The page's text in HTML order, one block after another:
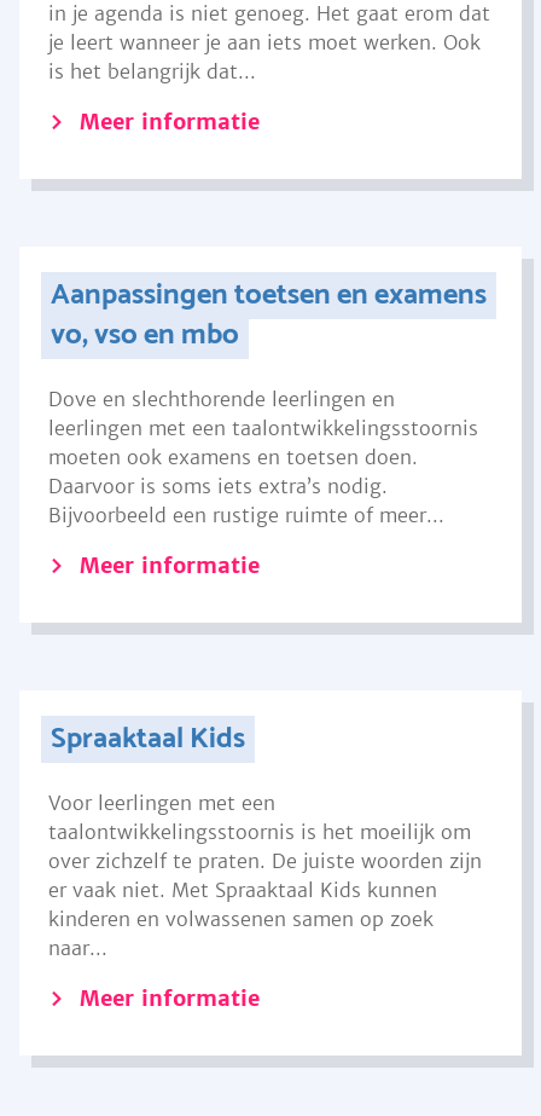
in je agenda is niet genoeg. Het gaat erom dat
je leert wanneer je aan iets moet werken. Ook
is het belangrijk dat...
Meer informatie
Aanpassingen toetsen en examens
vo, vso en mbo
Dove en slechthorende leerlingen en
leerlingen met een taalontwikkelingsstoornis
moeten ook examens en toetsen doen.
Daarvoor is soms iets extra’s nodig.
Bijvoorbeeld een rustige ruimte of meer...
Meer informatie
Spraaktaal Kids
Voor leerlingen met een
taalontwikkelingsstoornis is het moeilijk om
over zichzelf te praten. De juiste woorden zijn
er vaak niet. Met Spraaktaal Kids kunnen
kinderen en volwassenen samen op zoek
naar...
Meer informatie